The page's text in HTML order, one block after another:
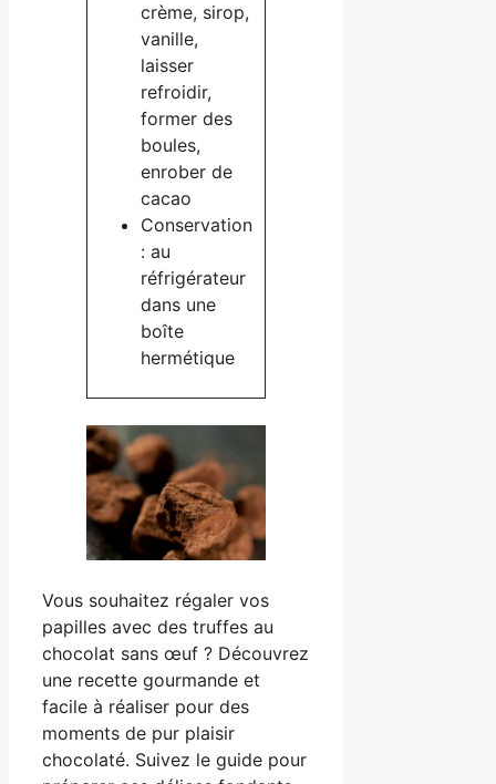
crème, sirop,
vanille,
laisser
refroidir,
former des
boules,
enrober de
cacao
Conservation
: au
réfrigérateur
dans une
boîte
hermétique
Vous souhaitez régaler vos
papilles avec des truffes au
chocolat sans œuf ? Découvrez
une recette gourmande et
facile à réaliser pour des
moments de pur plaisir
chocolaté. Suivez le guide pour